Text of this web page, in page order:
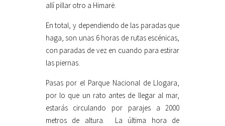
allí pillar otro a Himarë.
En total, y dependiendo de las paradas que
haga, son unas 6 horas de rutas escénicas,
con paradas de vez en cuando para estirar
las piernas.
Pasas por el Parque Nacional de Llogara,
por lo que un rato antes de llegar al mar,
estarás circulando por parajes a 2000
metros de altura. La última hora de